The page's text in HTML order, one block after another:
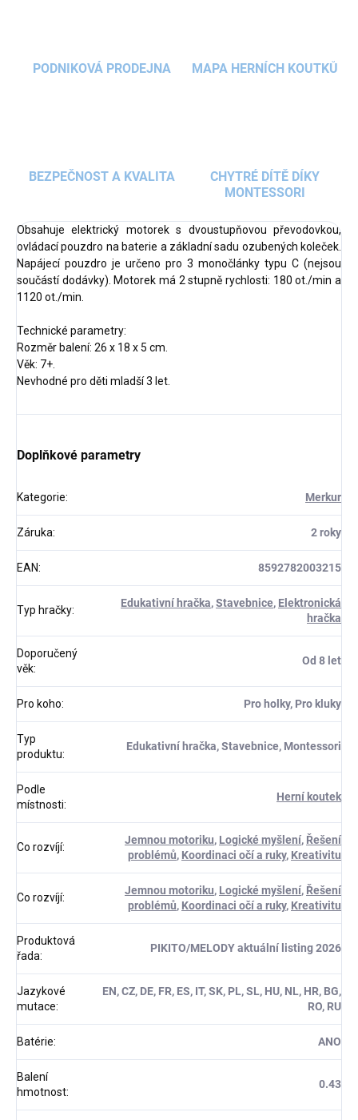
PODNIKOVÁ PRODEJNA MAPA HERNÍCH KOUTKŮ
BEZPEČNOST A KVALITA
CHYTRÉ DÍTĚ DÍKY
MONTESSORI
Obsahuje elektrický motorek s dvoustupňovou převodovkou,
ovládací pouzdro na baterie a základní sadu ozubených koleček.
Napájecí pouzdro je určeno pro 3 monočlánky typu C (nejsou
součástí dodávky). Motorek má 2 stupně rychlosti: 180 ot./min a
1120 ot./min.
Technické parametry:
Rozměr balení: 26 x 18 x 5 cm.
Věk: 7+.
Nevhodné pro děti mladší 3 let.
Doplňkové parametry
Kategorie: Merkur
Záruka: 2 roky
EAN: 8592782003215
Typ hračky:
Edukativní hračka,Stavebnice, Elektronická
hračka
Doporučený
věk:
Od 8 let
Pro koho: Pro holky, Pro kluky
Typ
produktu:
Edukativní hračka, Stavebnice, Montessori
Podle
místnosti:
Herní koutek
Co rozvíjí:
Jemnou motoriku, Logické myšlení, Řešení
problémů, Koordinaci očí a ruky, Kreativitu
Co rozvíjí:
Jemnou motoriku, Logické myšlení, Řešení
problémů, Koordinaci očí a ruky, Kreativitu
Produktová
řada:
PIKITO/MELODY aktuální listing 2026
Jazykové
mutace:
EN, CZ, DE, FR, ES, IT, SK, PL, SL, HU, NL, HR, BG,
RO, RU
Batérie: ANO
Balení
hmotnost:
0.43